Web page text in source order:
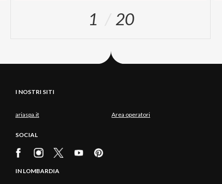
1 20
I NOSTRI SITI
ariaspa.it Area operatori
SOCIAL
IN LOMBARDIA